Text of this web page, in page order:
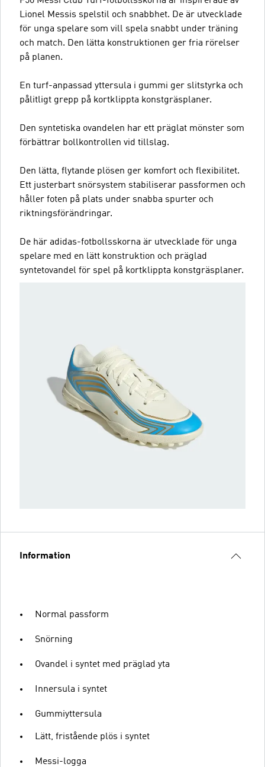
Lionel Messis spelstil och snabbhet. De är utvecklade
för unga spelare som vill spela snabbt under träning
och match. Den lätta konstruktionen ger fria rörelser
på planen.
En turf-anpassad yttersula i gummi ger slitstyrka och
pålitligt grepp på kortklippta konstgräsplaner.
Den syntetiska ovandelen har ett präglat mönster som
förbättrar bollkontrollen vid tillslag.
Den lätta, flytande plösen ger komfort och flexibilitet.
Ett justerbart snörsystem stabiliserar passformen och
håller foten på plats under snabba spurter och
riktningsförändringar.
De här adidas-fotbollsskorna är utvecklade för unga
spelare med en lätt konstruktion och präglad
syntetovandel för spel på kortklippta konstgräsplaner.
Information
Normal passform
Snörning
Ovandel i syntet med präglad yta
Innersula i syntet
Gummiyttersula
Lätt, fristående plös i syntet
Messi-logga